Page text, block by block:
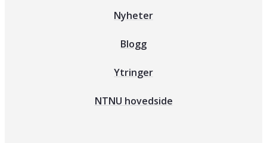
Nyheter
Blogg
Ytringer
NTNU hovedside